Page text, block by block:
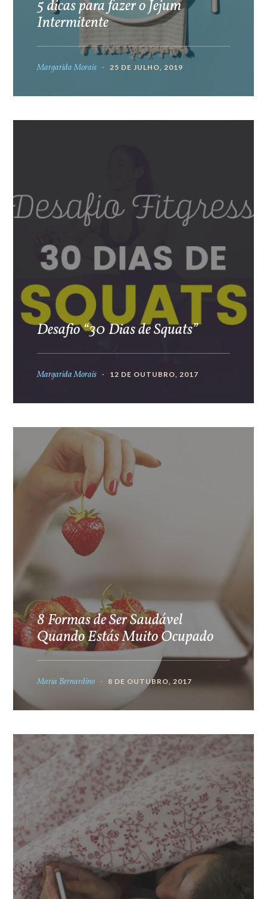
5 dicas para fazer o Jejum
Intermitente
Margarida Morais 25 DE JULHO, 2019
Desafio “30 Dias de Squats”
Margarida Morais 12 DE OUTUBRO, 2017
8 Formas de Ser Saudável
Quando Estás Muito Ocupado
Maria Bernardino 8 DE OUTUBRO, 2017